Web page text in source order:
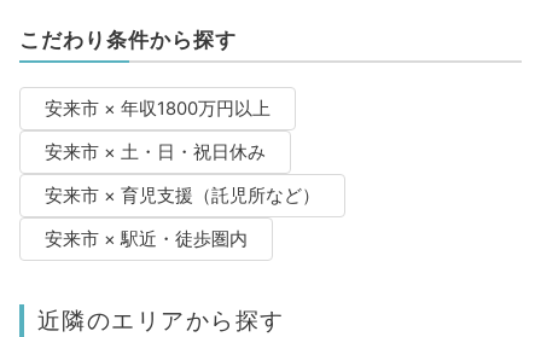
こだわり条件から探す
安来市 × 年収1800万円以上
安来市 × 土・日・祝日休み
安来市 × 育児支援（託児所など）
安来市 × 駅近・徒歩圏内
近隣のエリアから探す